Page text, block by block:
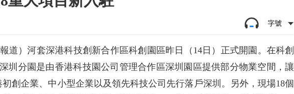
字號
道）河套深港科技創新合作區科創園區昨日（14日）正式開園。在科創
圳分園是由香港科技園公司管理合作區深圳園區提供部分物業空間，讓
創企業、中小型企業以及領先科技公司先行落戶深圳。另外，現場18個